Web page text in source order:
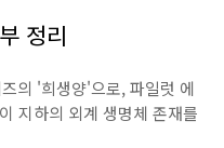
정리
의 '희생양'으로, 파일럿 에
지하의 외계 생명체 존재를